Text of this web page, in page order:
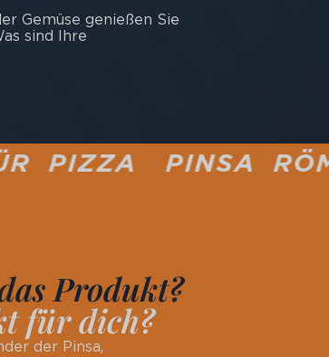
Gemüse genießen Sie
sind Ihre
RÖMISCHE
Produkt?
für dich?
der Pinsa,